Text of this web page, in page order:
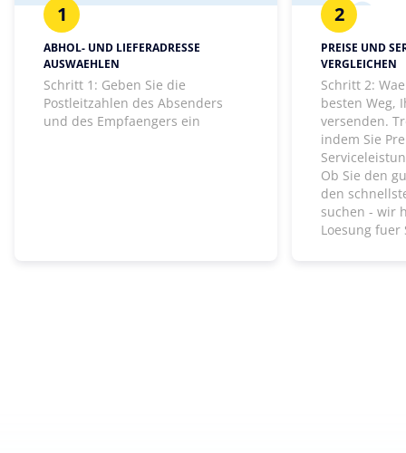
1
ABHOL- UND LIEFERADRESSE
AUSWAEHLEN
Schritt 1: Geben Sie die
Postleitzahlen des Absenders
und des Empfaengers ein
2
PREISE UND
VERGLEICHEN
Schritt 2:
besten Weg,
versenden.
indem Sie
Ob Sie den
den
suchen - wir
Loesung fuer